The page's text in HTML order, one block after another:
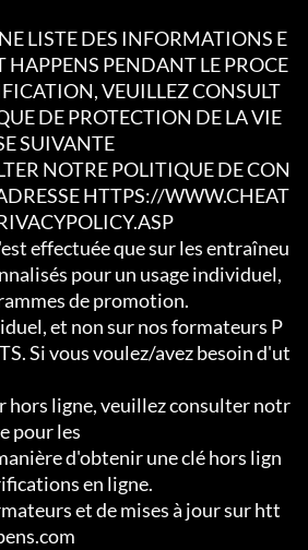
LISTE DES INFORMATIONS E
HAPPENS PENDANT LE PROCE
VEUILLEZ CONSULT
DE PROTECTION DE LA VIE
SUIVANTE
NOTRE POLITIQUE DE CON
HTTPS://WWW.CHEAT
effectuée que sur les entraîneu
pour un usage individuel,
de promotion.
et non sur nos formateurs P
Si vous voulez/avez besoin d'ut
ligne, veuillez consulter notr
pour les
d'obtenir une clé hors lign
en ligne.
et de mises à jour sur htt